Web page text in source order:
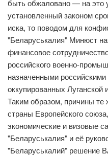
быть обжаловано — на это
установленный законом
иска, то поводом для
"Беларуськалия" Минюст
финансовое
российского военно-
назначенными
оккупированных
Таким образом, причины те
страны Европейского
экономические и визовые
"Беларуськалия" и её
"Беларуськалий" решение